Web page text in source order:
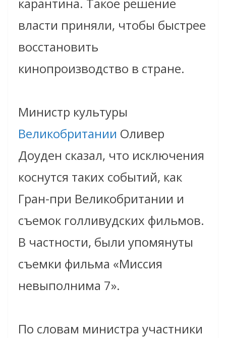
карантина. Такое решение
власти приняли, чтобы быстрее
восстановить
кинопроизводство в стране.
Министр культуры
Великобритании Оливер
Доуден сказал, что исключения
коснутся таких событий, как
Гран-при Великобритании и
съемок голливудских фильмов.
В частности, были упомянуты
съемки фильма «Миссия
невыполнима 7».
По словам министра участники